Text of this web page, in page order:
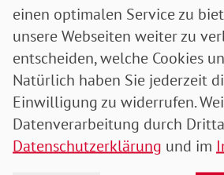
von Frauen mit
fordert eine Regelung zu
GE LTA. So kann den
konkret institutionell
Stellen zu Recht, die Belange
einen optimalen Service zu
unsere Webseiten weiter zu
entscheiden, welche Cookies
Natürlich haben Sie jederzeit
Einwilligung zu widerrufen.
Datenverarbeitung durch
Datenschutzerklärung und im